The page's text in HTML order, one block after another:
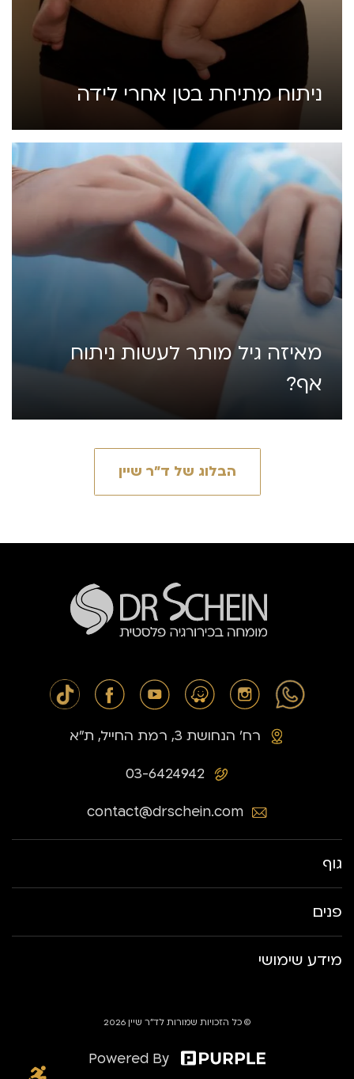
ניתוח מתיחת בטן אחרי לידה
מאיזה גיל מותר לעשות ניתוח
אף?
הבלוג של ד״ר שיין
03-6424942
רח׳ הנחושת 3, רמת החייל, ת״א
contact@drschein.com
גוף
פנים
מידע שימושי
© כל הזכויות שמורות לד״ר שיין 2026
Powered By